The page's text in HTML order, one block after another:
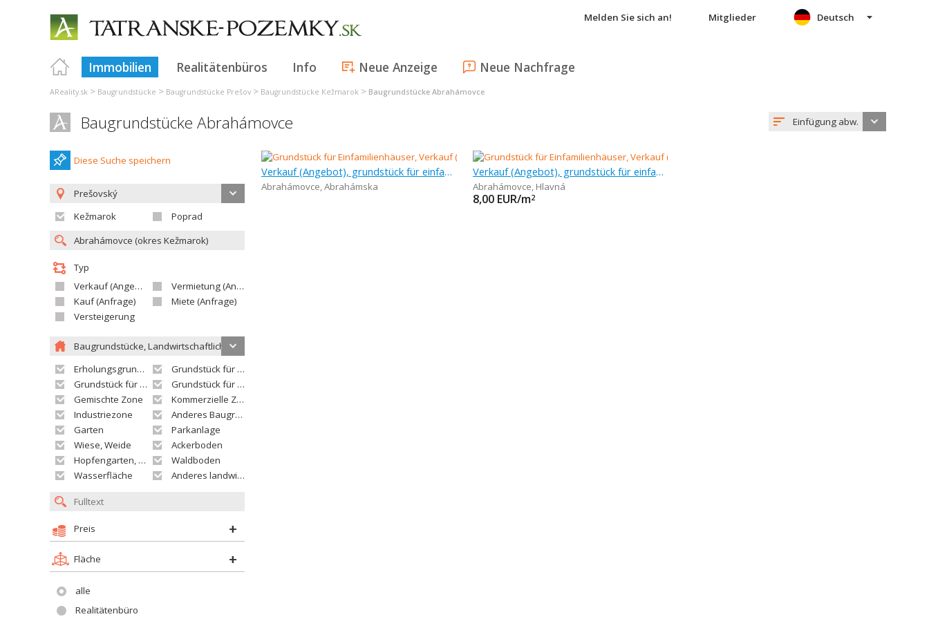
Melden Sie sich an! Mitglieder
Immobilien Realitätenbüros Info Neue Anzeige Neue Nachfrage
Deutsch
AReality.sk > Baugrundstücke > Baugrundstücke Prešov > Baugrundstücke Kežmarok > Baugrundstücke Abrahámovce
Baugrundstücke Abrahámovce Einfügung abw.
Diese Suche speichern
Prešovský
Kežmarok
Poprad
Typ
Verkauf (Angebot)
Vermietung (Angebot)
Kauf (Anfrage)
Miete (Anfrage)
Versteigerung
Baugrundstücke, Landwirtschaftliche grundstücke
Erholungsgrundstück
Grundstück für Einfamilienhäuser
Grundstück für Wohnhäuser
Grundstück für Versorgungseinrichtungen
Gemischte Zone
Kommerzielle Zone
Industriezone
Anderes Baugrundstück
Garten
Parkanlage
Wiese, Weide
Ackerboden
Hopfengarten, Weingarten
Waldboden
Wasserfläche
Anderes landwirtschaftliches Grundstück
Preis
Fläche
alle
Realitätenbüro
Verkauf (Angebot), grundstück für einfamilienhäuser, 6 130 m
Abrahámovce,Abrahámska
Verkauf (Angebot), grundstück für einfamilienhäuser, 51 000 m
Abrahámovce, Hlavná
8,00 EUR/m2